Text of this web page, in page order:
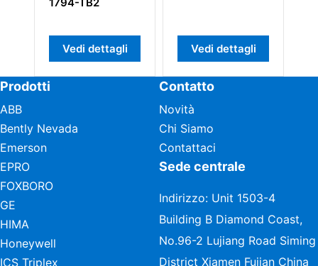
Vedi dettagli Vedi dettagli
Prodotti
ABB
Bently Nevada
Emerson
EPRO
FOXBORO
GE
HIMA
Honeywell
ICS Triplex
Contatto
Novità
Chi Siamo
Contattaci
Sede centrale
Indirizzo: Unit 1503-4
Building B Diamond Coast,
No.96-2 Lujiang Road Siming
District Xiamen Fujian China